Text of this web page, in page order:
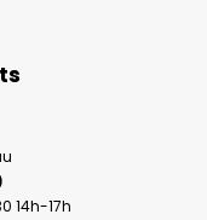
14h-17h